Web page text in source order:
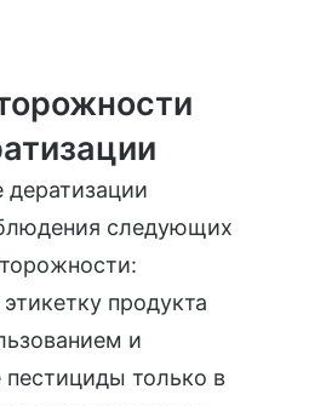
дератизации
следующих
продукта
и
пестициды только в